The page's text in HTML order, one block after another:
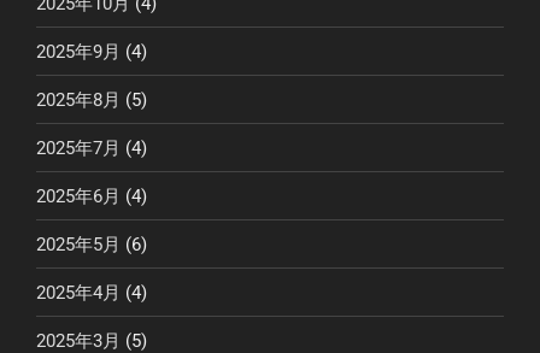
2025年9月 (4)
2025年8月 (5)
2025年7月 (4)
2025年6月 (4)
2025年5月 (6)
2025年4月 (4)
2025年3月 (5)